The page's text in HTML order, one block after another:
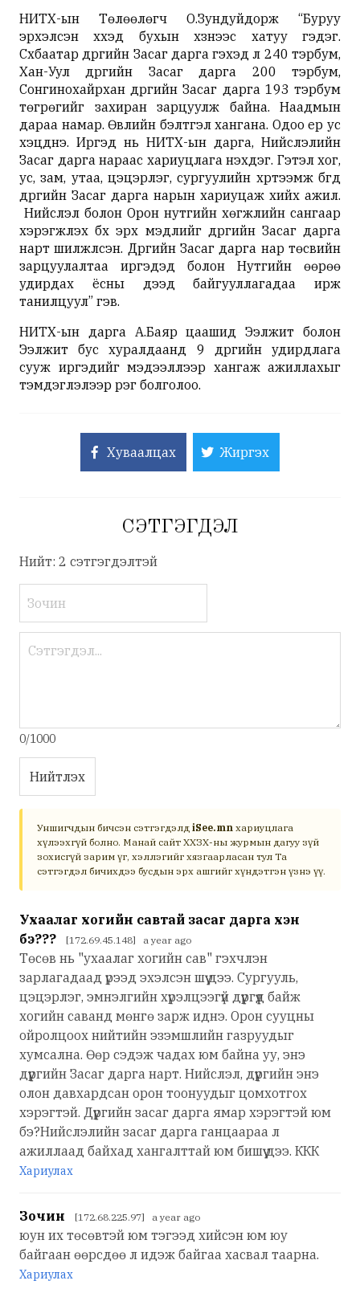
НИТХ-ын Төлөөлөгч О.Зундуйдорж “Буруу
эрхэлсэн хүүхэд бухын хүзүүнээс хатуу гэдэг.
Сүхбаатар дүүргийн Засаг дарга гэхэд л 240 тэрбум,
Хан-Уул дүүргийн Засаг дарга 200 тэрбум,
Сонгинохайрхан дүүргийн Засаг дарга 193 тэрбум
төгрөгийг захиран зарцуулж байна. Наадмын
дараа намар. Өвлийн бэлтгэл хангана. Одоо үер ус
хэцүүднэ. Иргэд нь НИТХ-ын дарга, Нийслэлийн
Засаг дарга нараас хариуцлага нэхдэг. Гэтэл хог,
ус, зам, утаа, цэцэрлэг, сургуулийн хүртээмж бүгд
дүүргийн Засаг дарга нарын хариуцаж хийх ажил.
Нийслэл болон Орон нутгийн хөгжлийн сангаар
хэрэгжүүлэх бүх эрх мэдлийг дүүргийн Засаг дарга
нарт шилжүүлсэн. Дүүргийн Засаг дарга нар төсвийн
зарцуулалтаа иргэдэд болон Нутгийн өөрөө
удирдах ёсны дээд байгууллагадаа ирж
танилцуул” гэв.
НИТХ-ын дарга А.Баяр цаашид Ээлжит болон
Ээлжит бус хуралдаанд 9 дүүргийн удирдлага
сууж иргэдийг мэдээллээр хангаж ажиллахыг
тэмдэглэлээр үүрэг болголоо.
Хуваалцах Жиргэх
СЭТГЭГДЭЛ
Нийт: 2 сэтгэгдэлтэй
0/1000
Нийтлэх
Уншигчдын бичсэн сэтгэгдэлд iSee.mn хариуцлага
хүлээхгүй болно. Манай сайт ХХЗХ-ны журмын дагуу зүй
зохисгүй зарим үг, хэллэгийг хязгаарласан тул Та
сэтгэгдэл бичихдээ бусдын эрх ашгийг хүндэтгэн үзнэ үү.
Ухаалаг хогийн савтай засаг дарга хэн
бэ???
[172.69.45.148] a year ago
Төсөв нь "ухаалаг хогийн сав" гэхчлэн
зарлагадаад үрээд эхэлсэн шүү дээ. Сургууль,
цэцэрлэг, эмнэлгийн хүрэлцээгүй дүүргүүд байж
хогийн саванд мөнгө зарж иднэ. Орон сууцны
ойролцоох нийтийн эзэмшлийн газруудыг
хумсална. Өөр сэдэж чадах юм байна уу, энэ
дүүргийн Засаг дарга нарт. Нийслэл, дүүргийн энэ
олон давхардсан орон тоонуудыг цомхотгох
хэрэгтэй. Дүүргийн засаг дарга ямар хэрэгтэй юм
бэ?Нийслэлийн засаг дарга ганцаараа л
ажиллаад байхад хангалттай юм бишүү дээ. ККК
Хариулах
Зочин [172.68.225.97] a year ago
юун их төсөвтэй юм тэгээд хийсэн юм юу
байгаан өөрсдөө л идэж байгаа хасвал таарна.
Хариулах